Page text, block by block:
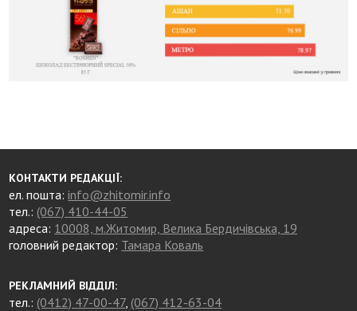
КОНТАКТИ РЕДАКЦІЇ:
ел. пошта:info@zhitomir.info
тел.: (067) 410-44-05
адреса: 10008, м.Житомир, Велика Бердичівська, 19
головний редактор: Тамара Коваль
РЕКЛАМНИЙ ВІДДІЛ:
тел.: (0412) 47-00-47, (067) 412-63-04